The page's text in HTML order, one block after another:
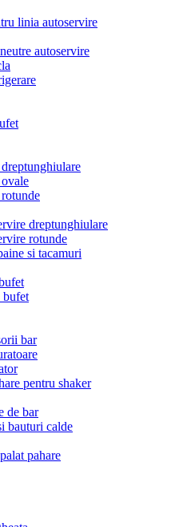
linia autoservire
autoservire
dreptunghiulare
rotunde
si tacamuri
bufet
bar
pentru shaker
de bar
bauturi calde
pahare